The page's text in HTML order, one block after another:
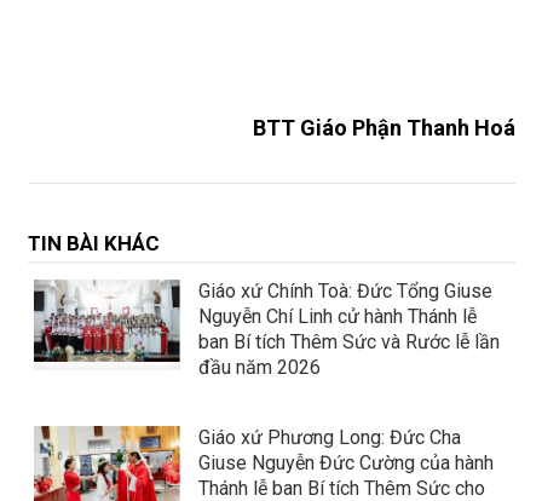
BTT Giáo Phận Thanh Hoá
TIN BÀI KHÁC
Giáo xứ Chính Toà: Đức Tổng Giuse
Nguyễn Chí Linh cử hành Thánh lễ
ban Bí tích Thêm Sức và Rước lễ lần
đầu năm 2026
Giáo xứ Phương Long: Đức Cha
Giuse Nguyễn Đức Cường của hành
Thánh lễ ban Bí tích Thêm Sức cho